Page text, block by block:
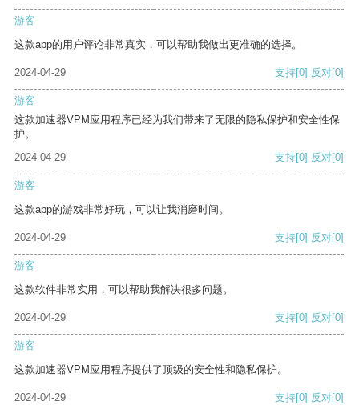
游客
这款app的用户评论非常真实，可以帮助我做出更准确的选择。
2024-04-29 支持[0] 反对[0]
游客
这款加速器VPM应用程序已经为我们带来了无限的隐私保护和安全性保
护。
2024-04-29
支持[0] 反对[0]
游客
这款app的游戏非常好玩，可以让我消磨时间。
2024-04-29 支持[0] 反对[0]
游客
这款软件非常实用，可以帮助我解决很多问题。
2024-04-29 支持[0] 反对[0]
游客
这款加速器VPM应用程序提供了顶级的安全性和隐私保护。
2024-04-29 支持[0] 反对[0]